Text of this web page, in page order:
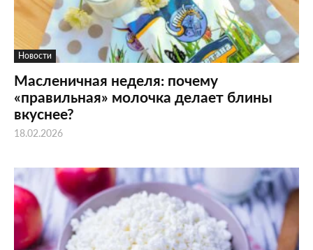
Новости
Масленичная неделя: почему
«правильная» молочка делает блины
вкуснее?
18.02.2026